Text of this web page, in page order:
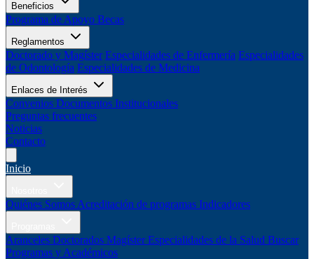
Beneficios
Programa de Apoyo Becas
Reglamentos
Doctorado y Magíster Especialidades de Enfermería Especialidades
de Odontología Especialidades de Medicina
Enlaces de Interés
Convenios Documentos Institucionales
Preguntas frecuentes
Noticias
Contacto
Inicio
Quiénes Somos Acreditación de programas Indicadores
Aranceles Doctorados Magíster Especialidades de la Salud Buscar
Programas y Académicos